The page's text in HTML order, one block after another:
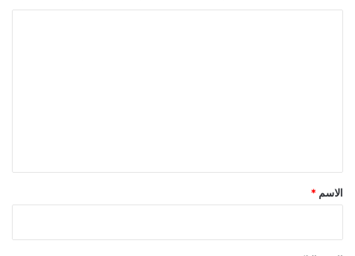
*
الاسم *